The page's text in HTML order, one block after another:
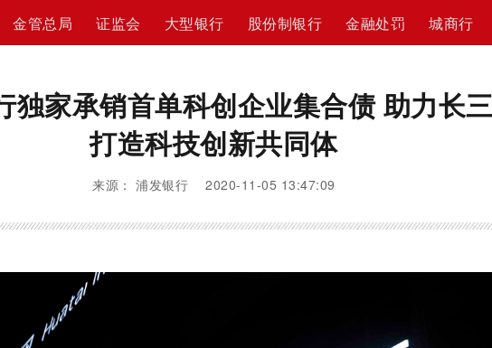
金管总局 证监会 大型银行 股份制银行 金融处罚 城商行
独家承销首单科创企业集合债 助力长
打造科技创新共同体
来源： 浦发银行 2020-11-05 13:47:09